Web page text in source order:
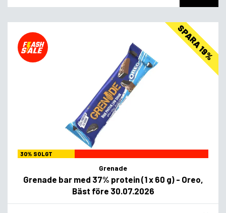
SPARA 19%
30% SOLGT
Grenade
Grenade bar med 37% protein (1 x 60 g) - Oreo,
Bäst före 30.07.2026